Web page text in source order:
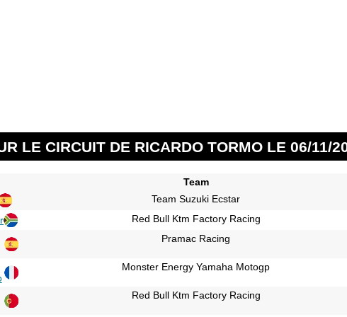
LE CIRCUIT DE RICARDO TORMO LE 06/11/
Team
Team Suzuki Ecstar
Red Bull Ktm Factory Racing
Pramac Racing
Monster Energy Yamaha Motogp
Red Bull Ktm Factory Racing